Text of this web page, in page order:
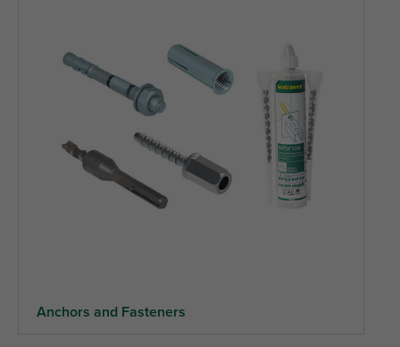
Anchors and Fasteners